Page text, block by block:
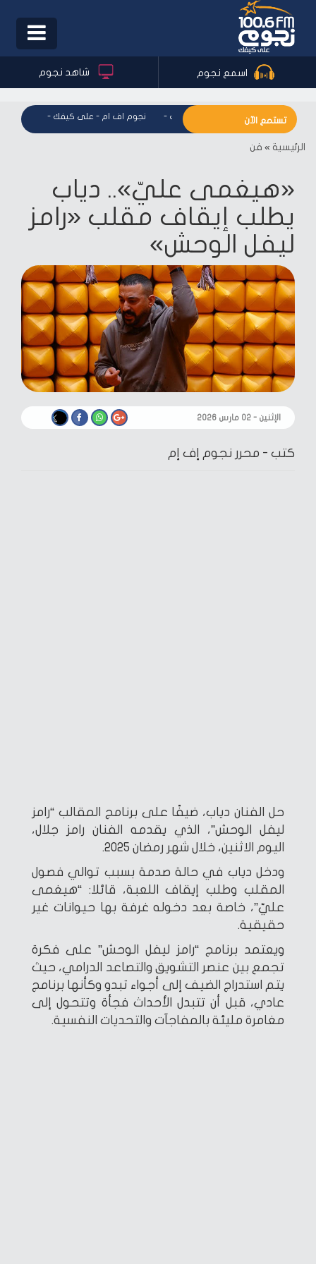
Toggle
اسمع نجوم شاهد نجوم
تستمع الآن - نجوم اف ام - على كيفك - نجوم اف ام - على كيفك نجوم
الرئيسية » فن
«هيغمى عليّ».. دياب
يطلب إيقاف مقلب «رامز
ليفل الوحش»
الإثنين - ٠٢ مارس ٢٠٢٦
كتب - محرر نجوم إف إم
حل الفنان دياب، ضيفًا على برنامج المقالب “رامز
ليفل الوحش”، الذي يقدمه الفنان رامز جلال،
اليوم الاثنين، خلال شهر رمضان 2025.
ودخل دياب في حالة صدمة بسبب توالي فصول
المقلب وطلب إيقاف اللعبة، قائلا: “هيغمى
عليّ”، خاصة بعد دخوله غرفة بها حيوانات غير
حقيقية.
ويعتمد برنامج “رامز ليفل الوحش” على فكرة
تجمع بين عنصر التشويق والتصاعد الدرامي، حيث
يتم استدراج الضيف إلى أجواء تبدو وكأنها برنامج
عادي، قبل أن تتبدل الأحداث فجأة وتتحول إلى
مغامرة مليئة بالمفاجآت والتحديات النفسية.